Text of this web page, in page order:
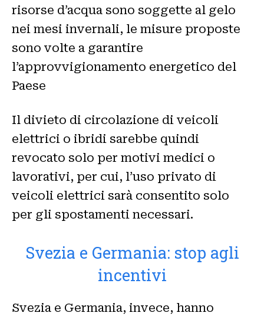
risorse d’acqua sono soggette al gelo
nei mesi invernali, le misure proposte
sono volte a garantire
l’approvvigionamento energetico del
Paese
Il divieto di circolazione di veicoli
elettrici o ibridi sarebbe quindi
revocato solo per motivi medici o
lavorativi, per cui, l’uso privato di
veicoli elettrici sarà consentito solo
per gli spostamenti necessari.
Svezia e Germania: stop agli
incentivi
Svezia e Germania, invece, hanno